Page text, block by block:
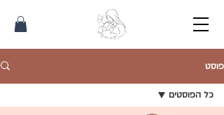
פוסט
כל הפוסטים